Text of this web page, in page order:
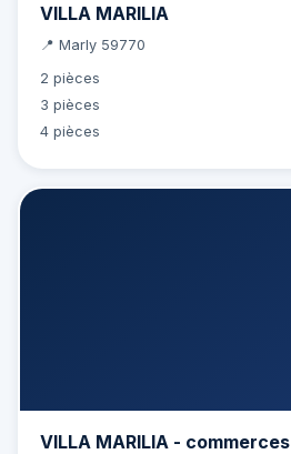
VILLA MARILIA
📍 Marly 59770
2 pièces
3 pièces
4 pièces
VILLA MARILIA - commerces